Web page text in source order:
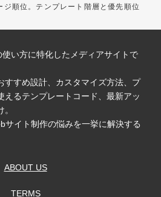
順位。テンプレート階層と優先順位
い方に特化したメディアサイトで
すすめ設計、カスタマイズ方法、プ
えるテンプレートコード、最新アッ
サイト制作の悩みを一挙に解決する
ABOUT US
TERMS